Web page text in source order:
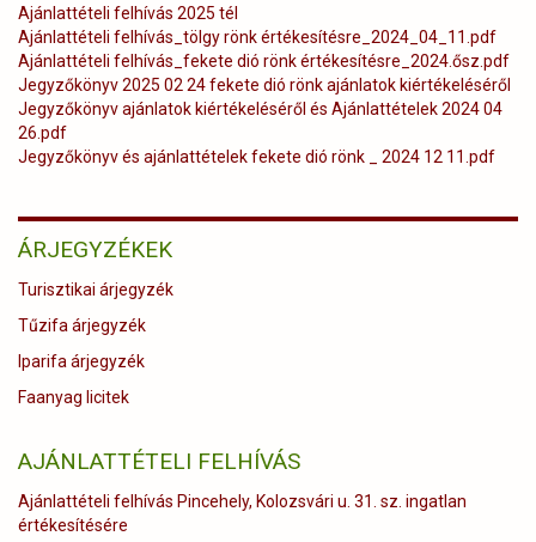
Ajánlattételi felhívás 2025 tél
Ajánlattételi felhívás_tölgy rönk értékesítésre_2024_04_11.pdf
Ajánlattételi felhívás_fekete dió rönk értékesítésre_2024.ősz.pdf
Jegyzőkönyv 2025 02 24 fekete dió rönk ajánlatok kiértékeléséről
Jegyzőkönyv ajánlatok kiértékeléséről és Ajánlattételek 2024 04
26.pdf
Jegyzőkönyv és ajánlattételek fekete dió rönk _ 2024 12 11.pdf
ÁRJEGYZÉKEK
Turisztikai árjegyzék
Tűzifa árjegyzék
Iparifa árjegyzék
Faanyag licitek
AJÁNLATTÉTELI FELHÍVÁS
Ajánlattételi felhívás Pincehely, Kolozsvári u. 31. sz. ingatlan
értékesítésére